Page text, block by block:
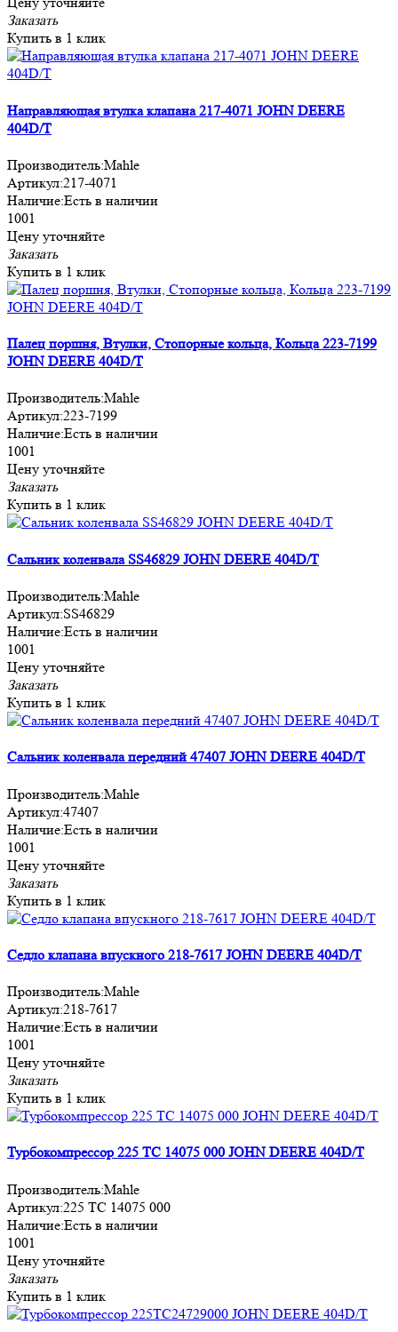
Заказать
Купить в 1 клик
Направляющая втулка клапана 217-4071 JOHN DEERE
404D/T
Производитель:Mahle
Артикул:217-4071
Наличие:Есть в наличии
1001
Цену уточняйте
Заказать
Купить в 1 клик
Палец поршня, Втулки, Стопорные кольца, Кольца 223-7199
JOHN DEERE 404D/T
Производитель:Mahle
Артикул:223-7199
Наличие:Есть в наличии
1001
Цену уточняйте
Заказать
Купить в 1 клик
Сальник коленвала SS46829 JOHN DEERE 404D/T
Производитель:Mahle
Артикул:SS46829
Наличие:Есть в наличии
1001
Цену уточняйте
Заказать
Купить в 1 клик
Сальник коленвала передний 47407 JOHN DEERE 404D/T
Производитель:Mahle
Артикул:47407
Наличие:Есть в наличии
1001
Цену уточняйте
Заказать
Купить в 1 клик
Седло клапана впускного 218-7617 JOHN DEERE 404D/T
Производитель:Mahle
Артикул:218-7617
Наличие:Есть в наличии
1001
Цену уточняйте
Заказать
Купить в 1 клик
Турбокомпрессор 225 TC 14075 000 JOHN DEERE 404D/T
Производитель:Mahle
Артикул:225 TC 14075 000
Наличие:Есть в наличии
1001
Цену уточняйте
Заказать
Купить в 1 клик